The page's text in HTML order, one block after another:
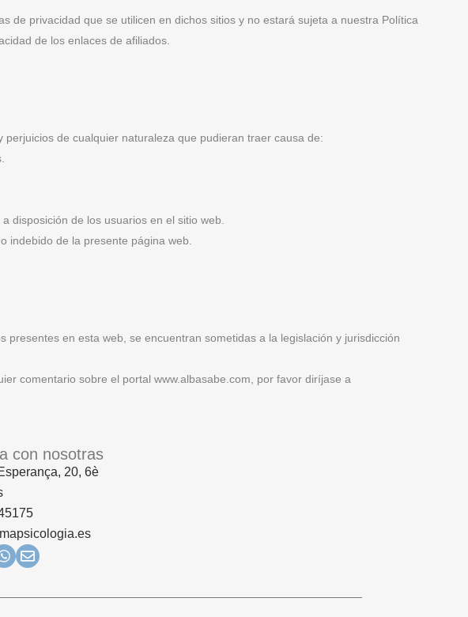
de privacidad que se utilicen en dichos sitios y no estará sujeta a nuestra Política
de los enlaces de afiliados.
de cualquier naturaleza que pudieran traer causa de:
disposición de los usuarios en el sitio web.
indebido de la presente página web.
presentes en esta web, se encuentran sometidas a la legislación y jurisdicción
comentario sobre el portal www.albasabe.com, por favor diríjase a
con nosotras
20, 6è